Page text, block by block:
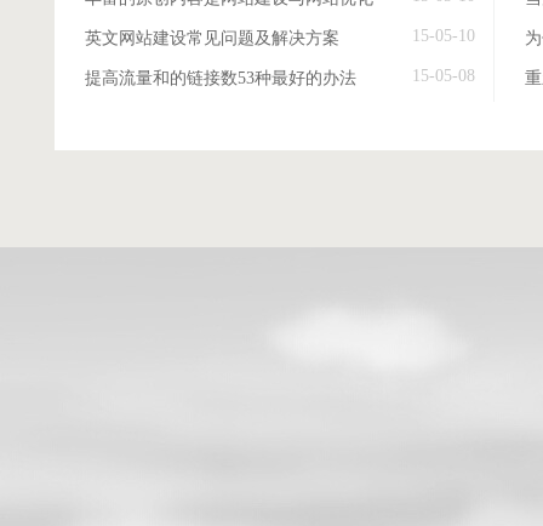
英文网站建设常见问题及解决方案 15-05-10
提高流量和的链接数53种最好的办法 15-05-08